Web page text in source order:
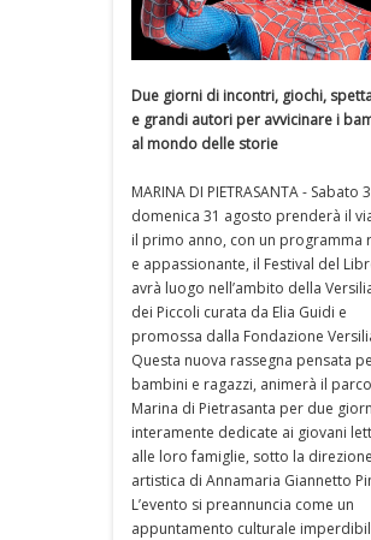
Due giorni di incontri, giochi,
e grandi autori per avvicinare i
al mondo delle storie
MARINA DI PIETRASANTA - Sabato
domenica 31 agosto prenderà il
il primo anno, con un programma
e appassionante, il Festival del
avrà luogo nell’ambito della
dei Piccoli curata da Elia Guidi e
promossa dalla Fondazione
Questa nuova rassegna pensata
bambini e ragazzi, animerà il
Marina di Pietrasanta per due
interamente dedicate ai giovani
alle loro famiglie, sotto la direzione
artistica di Annamaria Giannetto
L’evento si preannuncia come un
appuntamento culturale